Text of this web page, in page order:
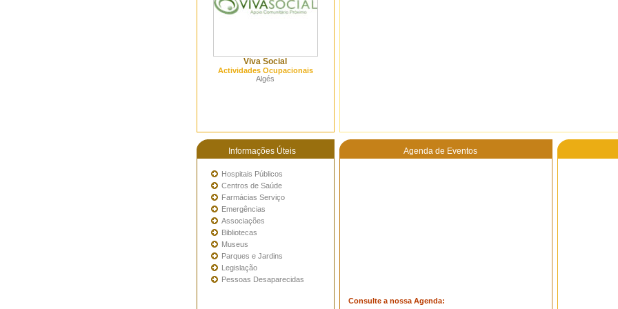
Viva Social
Actividades Ocupacionais
Algés
Informações Úteis Agenda de Eventos
Hospitais Públicos
Centros de Saúde
Farmácias Serviço
Emergências
Associações
Bibliotecas
Museus
Parques e Jardins
Legislação
Pessoas Desaparecidas
Consulte a nossa Agenda: